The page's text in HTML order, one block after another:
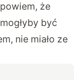
że
być
nie miało ze